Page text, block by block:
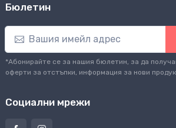
Бюлетин
*Абонирайте се за нашия бюлетин, за да
оферти за отстъпки, информация за нови
Социални мрежи